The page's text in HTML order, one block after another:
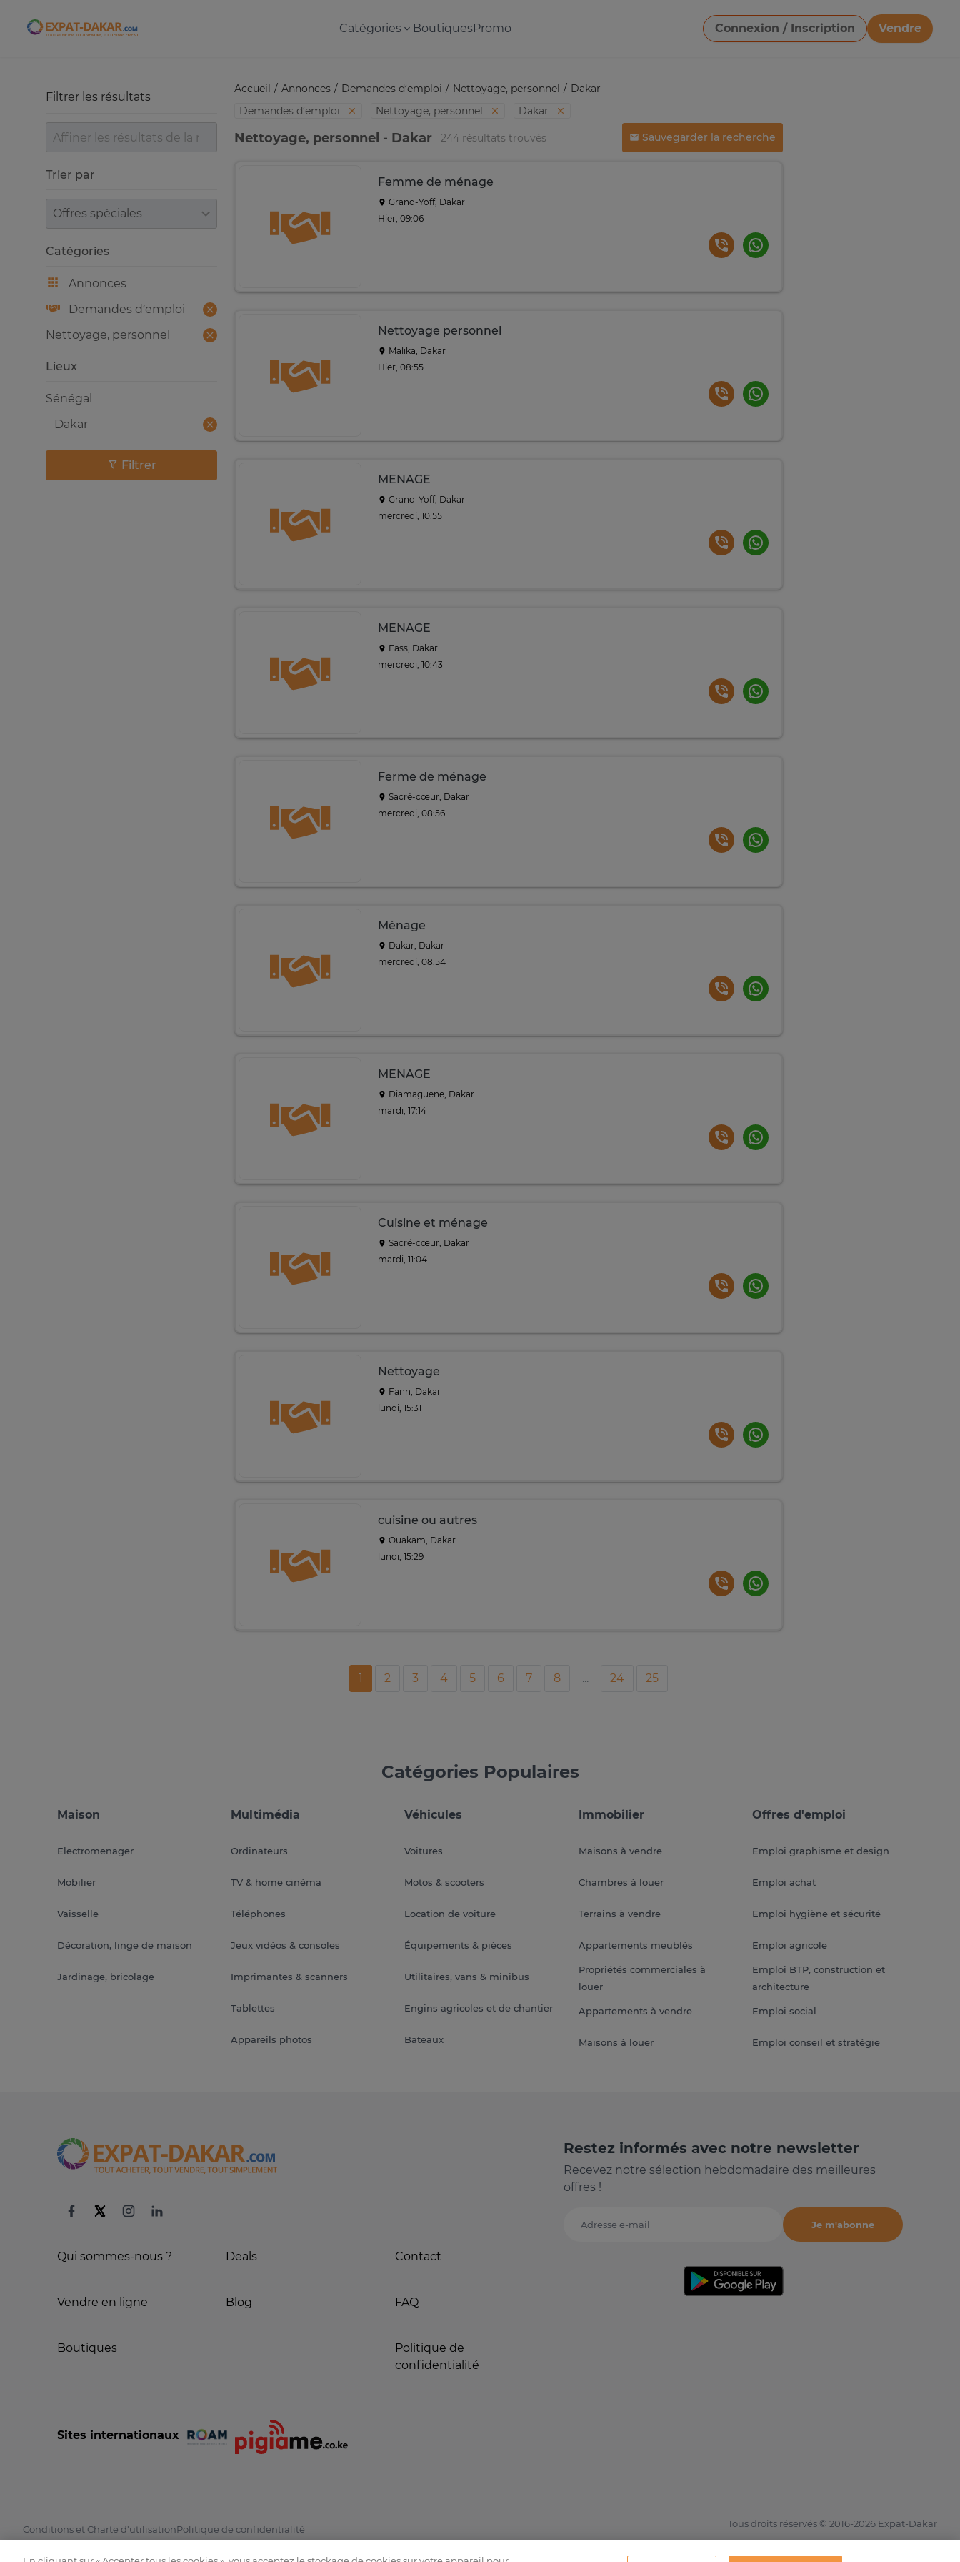
Expat-Dakar Catégories BoutiquesPromo Connexion / Inscription
Vendre
Télécharger une image
Accueil Annonces Demandes d’emploi Nettoyage, personnel
Dakar
Demandes d’emploi
Nettoyage, personnel Dakar
Nettoyage, personnel - Dakar 244 résultats trouvés Sauvegarder la recherche
Femme de ménage
Grand-Yoff, Dakar
Hier, 09:06
Nettoyage personnel
Malika, Dakar
Hier, 08:55
MENAGE
Grand-Yoff, Dakar
mercredi, 10:55
MENAGE
Fass, Dakar
mercredi, 10:43
Ferme de ménage
Sacré-cœur, Dakar
mercredi, 08:56
Ménage
Dakar, Dakar
mercredi, 08:54
MENAGE
Diamaguene, Dakar
mardi, 17:14
Cuisine et ménage
Sacré-cœur, Dakar
mardi, 11:04
Nettoyage
Fann, Dakar
lundi, 15:31
cuisine ou autres
Ouakam, Dakar
lundi, 15:29
1 2 3 4 5 6 7 8 ... 24 25
Filtrer les résultats
Trier par
Trier par
Catégories
Annonces
Demandes d’emploi
Nettoyage, personnel
Lieux
Sénégal
Dakar
Filtrer
Catégories Populaires
Maison
Electromenager
Mobilier
Vaisselle
Décoration, linge de maison
Jardinage, bricolage
Multimédia
Ordinateurs
TV & home cinéma
Téléphones
Jeux vidéos & consoles
Imprimantes & scanners
Tablettes
Appareils photos
Véhicules
Voitures
Motos & scooters
Location de voiture
Équipements & pièces
Utilitaires, vans & minibus
Engins agricoles et de chantier
Bateaux
Immobilier
Maisons à vendre
Chambres à louer
Terrains à vendre
Appartements meublés
Propriétés commerciales à
louer
Appartements à vendre
Maisons à louer
Offres d'emploi
Emploi graphisme et design
Emploi achat
Emploi hygiène et sécurité
Emploi agricole
Emploi BTP, construction et
architecture
Emploi social
Emploi conseil et stratégie
Qui sommes-nous ?
Vendre en ligne
Boutiques
Deals
Blog
Contact
FAQ
Politique de
confidentialité
Restez informés avec notre newsletter
Recevez notre sélection hebdomadaire des meilleures
offres !
Adresse e-mail
Je m'abonne
Sites internationaux
Conditions et Charte d'utilisationPolitique de confidentialité Tous droits réservés © 2016-2026 Expat-Dakar